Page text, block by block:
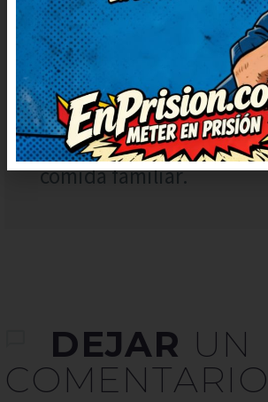
Vaya ocurrencia más
sacado una sonrisa
Necesitaba una risa así,
por publicarlo. No
sonreír, qué bueno. Lo
para contarlo en la
comida familiar.
DEJAR UN
COMENTARIO